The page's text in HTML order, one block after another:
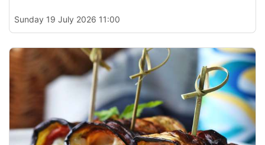
Sunday 19 July 2026 11:00